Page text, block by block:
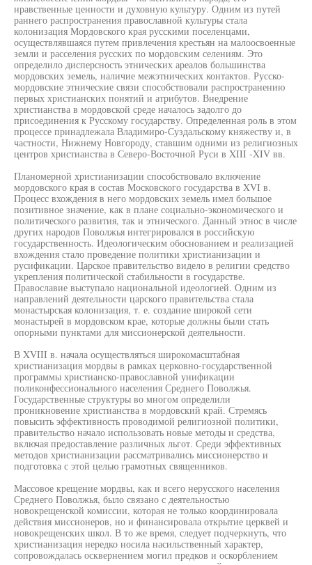
нравственные ценности и духовную культуру. Одним из путей
раннего распространения православной культуры стала
колонизация Мордовского края русскими поселенцами,
осуществлявшаяся путем привлечения крестьян на малоосвоенные
земли и расселения русских по мордовским селениям. Это
определило дисперсность этнических ареалов большинства
мордовских земель, наличие межэтнических контактов. Русско-
мордовские этнические связи способствовали распространению
первых христианских понятий и атрибутов. Внедрение
христианства в мордовской среде началось задолго до
присоединения к Русскому государству. Определенная роль в этом
процессе принадлежала Владимиро-Суздальскому княжеству и, в
частности, Нижнему Новгороду, ставшим одними из религиозных
центров христианства в Северо-Восточной Руси в XIII -XIV вв.
Планомерной христианизации способствовало включение
мордовского края в состав Московского государства в XVI в.
Процесс вхождения в него мордовских земель имел большое
позитивное значение, как в плане социально-экономического и
политического развития, так и этнического. Данный этнос в числе
других народов Поволжья интегрировался в российскую
государственность. Идеологическим обоснованием и реализацией
вхождения стало проведение политики христианизации и
русификации. Царское правительство видело в религии средство
укрепления политической стабильности в государстве.
Православие выступало национальной идеологией. Одним из
направлений деятельности царского правительства стала
монастырская колонизация, т. е. создание широкой сети
монастырей в мордовском крае, которые должны были стать
опорными пунктами для миссионерской деятельности.
В XVIII в. начала осуществляться широкомасштабная
христианизация мордвы в рамках церковно-государственной
программы христианско-православной унификации
поликонфессионального населения Среднего Поволжья.
Государственные структуры во многом определили
проникновение христианства в мордовский край. Стремясь
повысить эффективность проводимой религиозной политики,
правительство начало использовать новые методы и средства,
включая предоставление различных льгот. Среди эффективных
методов христианизации рассматривались миссионерство и
подготовка с этой целью грамотных священников.
Массовое крещение мордвы, как и всего нерусского населения
Среднего Поволжья, было связано с деятельностью
новокрещенской комиссии, которая не только координировала
действия миссионеров, но и финансировала открытие церквей и
новокрещенских школ. В то же время, следует подчеркнуть, что
христианизация нередко носила насильственный характер,
сопровождалась осквернением могил предков и оскорблением